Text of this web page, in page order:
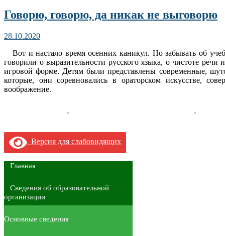
Говорю, говорю, да никак не выговорю
28.10.2020
Вот и настало время осенних каникул. Но забывать об
говорили о выразительности русского языка, о чистоте
игровой форме. Детям были представлены современные,
которые, они соревновались в ораторском искусстве,
воображение.
Версия для слабовидящих
Главная
Сведения об образовательной
организации
Основные сведения